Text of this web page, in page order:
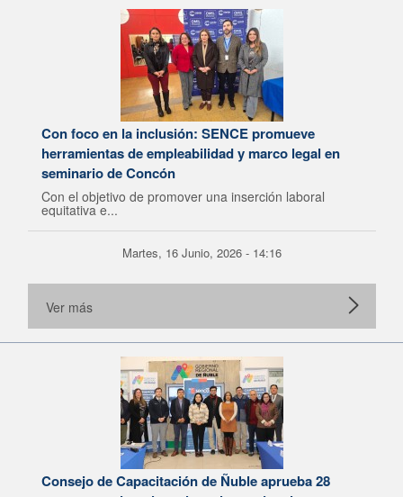
Con foco en la inclusión: SENCE promueve
herramientas de empleabilidad y marco legal en
seminario de Concón
Con el objetivo de promover una inserción laboral
equitativa e...
Martes, 16 Junio, 2026 - 14:16
Ver más
Consejo de Capacitación de Ñuble aprueba 28